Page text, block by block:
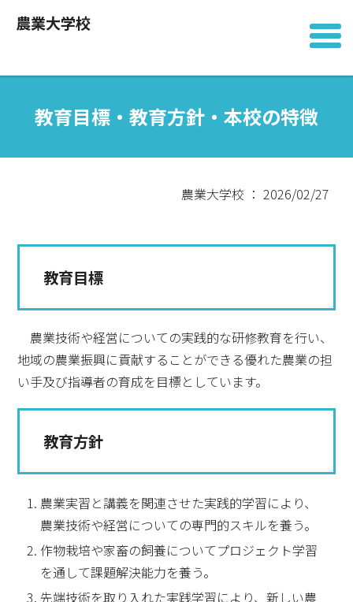
農業大学校
教育目標・教育方針・本校の特徴
農業大学校 ： 2026/02/27
教育目標
農業技術や経営についての実践的な研修教育を行い、
地域の農業振興に貢献することができる優れた農業の担
い手及び指導者の育成を目標としています。
教育方針
農業実習と講義を関連させた実践的学習により、
農業技術や経営についての専門的スキルを養う。
作物栽培や家畜の飼養についてプロジェクト学習
を通して課題解決能力を養う。
先端技術を取り入れた実践学習により、新しい農